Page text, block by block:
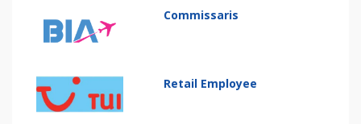
Commissaris
Retail Employee